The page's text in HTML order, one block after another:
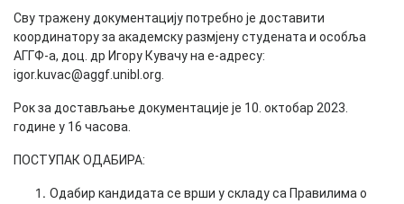
Сву тражену документацију потребно је доставити
координатору за академску размјену студената и особља
АГГФ-а, доц. др Игору Кувачу на е-адресу:
igor.kuvac@aggf.unibl.org.
Рок за достављање документације је 10. октобар 2023.
године у 16 часова.
ПОСТУПАК ОДАБИРА:
Одабир кандидата се врши у складу са Правилима о